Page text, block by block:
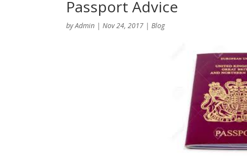
Passport Advice
byAdmin |Nov 24, 2017 |Blog